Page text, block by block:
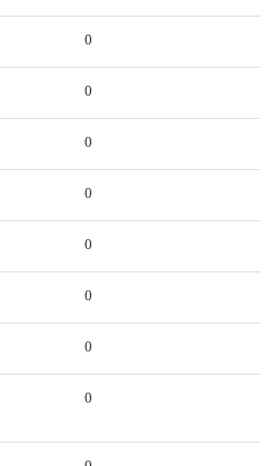
0
0
0
0
0
0
0
0